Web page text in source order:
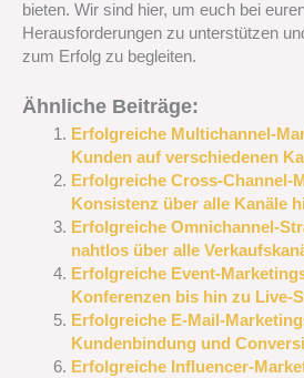
bieten. Wir sind hier, um euch bei
Herausforderungen zu unterstützen
zum Erfolg zu begleiten.
Ähnliche Beiträge:
Erfolgreiche Multichannel-
Kunden auf verschiedenen
Erfolgreiche Cross-Channel-
Konsistenz über alle Kanäle
Erfolgreiche Omnichannel-
nahtlos über alle
Erfolgreiche Event-
Konferenzen bis hin zu Live-
Erfolgreiche E-Mail-
Kundenbindung und
Erfolgreiche Influencer-